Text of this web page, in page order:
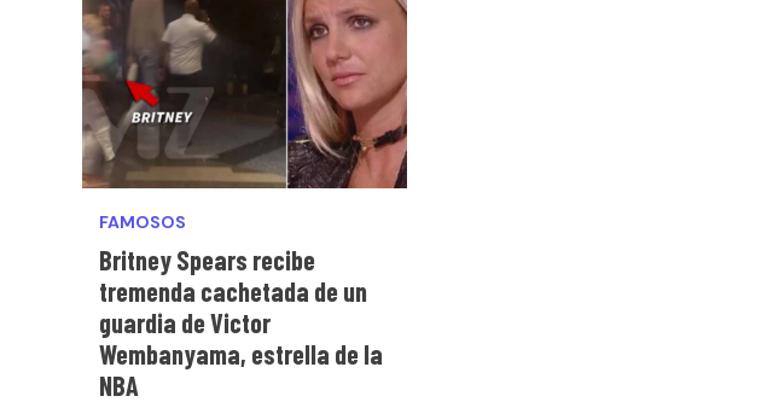
FAMOSOS
Britney Spears recibe
tremenda cachetada de un
guardia de Victor
Wembanyama, estrella de la
NBA